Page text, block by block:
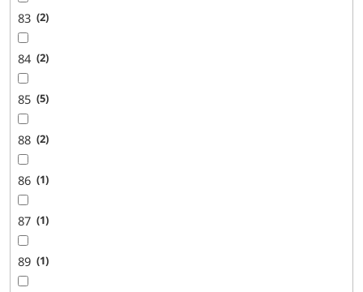
83 2
84 2
85 5
88 2
86 1
87 1
89 1